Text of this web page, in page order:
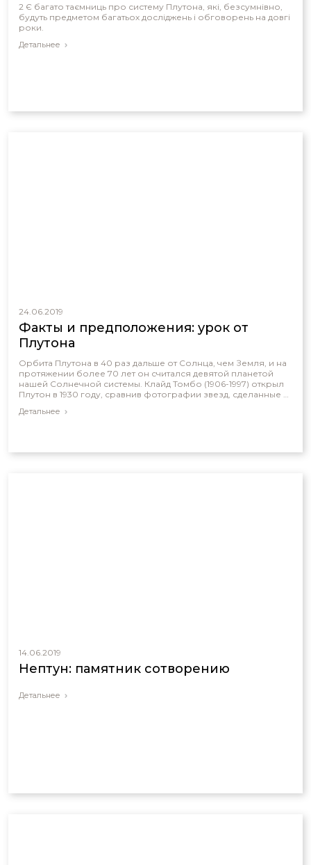
2 Є багато таємниць про систему Плутона, які, безсумнівно,
будуть предметом багатьох досліджень і обговорень на довгі
роки.
Детальнее
24.06.2019
Факты и предположения: урок от
Плутона
Орбита Плутона в 40 раз дальше от Солнца, чем Земля, и на
протяжении более 70 лет он считался девятой планетой
нашей Солнечной системы. Клайд Томбо (1906-1997) открыл
Плутон в 1930 году, сравнив фотографии звезд, сделанные с
Аризоне
Детальнее
14.06.2019
Нептун: памятник сотворению
Детальнее